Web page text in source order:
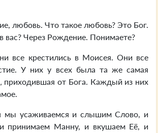
любовь. Что такое любовь? Это Бог.
вас? Через Рождение. Понимаете?
все крестились в Моисея. Они все
У них у всех была та же самая
приходившая от Бога. Каждый из них
мы усаживаемся и слышим Слово, и
принимаем Манну, и вкушаем Её, и